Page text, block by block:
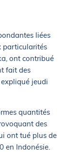
liées
particularités
ont contribué
fait des
jeudi
quantités
des
ont tué plus de
en Indonésie.